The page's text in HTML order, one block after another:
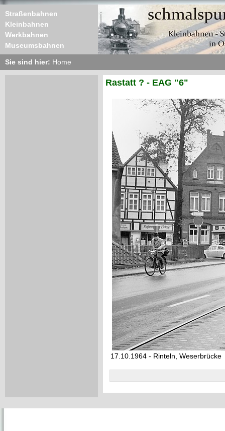
Straßenbahnen
Kleinbahnen
Werkbahnen
Museumsbahnen
Sie sind hier: Home
Rastatt ? - EAG "6"
17.10.1964 - Rinteln, Weserbrücke